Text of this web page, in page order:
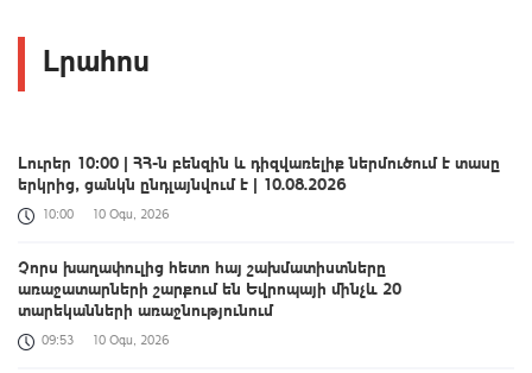
Լրահոս
Լուրեր 10:00 | ՀՀ-ն բենզին և դիզվառելիք ներմուծում է տասը
երկրից, ցանկն ընդլայնվում է | 10.08.2026
10:00 10 Օգս, 2026
Չորս խաղափուլից հետո հայ շախմատիստները
առաջատարների շարքում են Եվրոպայի մինչև 20
տարեկանների առաջնությունում
09:53 10 Օգս, 2026